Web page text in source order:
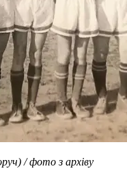
/ фото з архіву